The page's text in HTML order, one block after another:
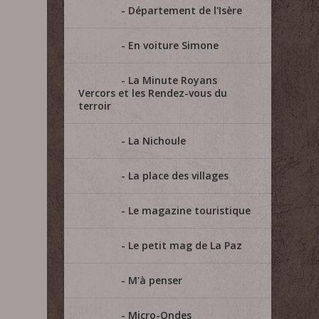
Département de l'Isère
En voiture Simone
La Minute Royans
Vercors et les Rendez-vous du
terroir
La Nichoule
La place des villages
Le magazine touristique
Le petit mag de La Paz
M'à penser
Micro-Ondes